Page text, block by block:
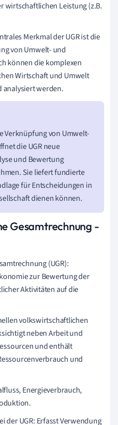
wirtschaftlichen Leistung (z.B.
Merkmal der UGR ist die
von Umwelt- und
können die komplexen
Wirtschaft und Umwelt
analysiert werden.
Verknüpfung von Umwelt-
die UGR neue
und Bewertung
Sie liefert fundierte
für Entscheidungen in
dienen können.
Gesamtrechnung -
(UGR):
zur Bewertung der
Aktivitäten auf die
volkswirtschaftlichen
neben Arbeit und
und enthält
und
Energieverbrauch,
der UGR: Erfasst Verwendung